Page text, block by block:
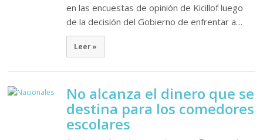
en las encuestas de opinión de Kicillof luego
de la decisión del Gobierno de enfrentar a…
Leer »
No alcanza el dinero que se
destina para los comedores
escolares